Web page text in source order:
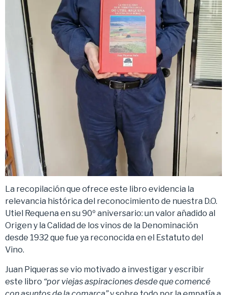
La recopilación que ofrece este libro evidencia la
relevancia histórica del reconocimiento de nuestra D.O.
Utiel Requena en su 90º aniversario: un valor añadido al
Origen y la Calidad de los vinos de la Denominación
desde 1932 que fue ya reconocida en el Estatuto del
Vino.
Juan Piqueras se vio motivado a investigar y escribir
este libro “por viejas aspiraciones desde que comencé